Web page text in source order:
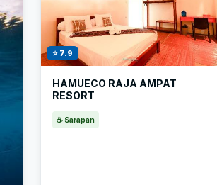
⭐ 7.9
HAMUECO RAJA AMPAT
RESORT
☕ Sarapan